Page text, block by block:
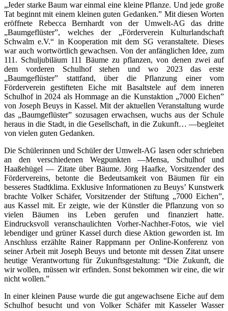
„Jeder starke Baum war einmal eine kleine Pflanze. Und jede große
Tat beginnt mit einem kleinen guten Gedanken.” Mit diesen Worten
eröffnete Rebecca Bernhardt von der Umwelt-AG das dritte
„Baumgeflüster”, welches der „Förderverein Kulturlandschaft
Schwalm e.V.“ in Kooperation mit dem SG veranstaltete. Dieses
war auch wortwörtlich gewachsen. Von der anfänglichen Idee, zum
111. Schuljubiläum 111 Bäume zu pflanzen, von denen zwei auf
dem vorderen Schulhof stehen und wo 2023 das erste
„Baumgeflüster” stattfand, über die Pflanzung einer vom
Förderverein gestifteten Eiche mit Basaltstele auf dem inneren
Schulhof in 2024 als Hommage an die Kunstaktion „7000 Eichen”
von Joseph Beuys in Kassel. Mit der aktuellen Veranstaltung wurde
das „Baumgeflüster” sozusagen erwachsen, wuchs aus der Schule
heraus in die Stadt, in die Gesellschaft, in die Zukunft… —begleitet
von vielen guten Gedanken.
Die Schülerinnen und Schüler der Umwelt-AG lasen oder schrieben
an den verschiedenen Wegpunkten —Mensa, Schulhof und
Haaßehügel — Zitate über Bäume. Jörg Haafke, Vorsitzender des
Fördervereins, betonte die Bedeutsamkeit von Bäumen für ein
besseres Stadtklima. Exklusive Informationen zu Beuys’ Kunstwerk
brachte Volker Schäfer, Vorsitzender der Stiftung „7000 Eichen”,
aus Kassel mit. Er zeigte, wie der Künstler die Pflanzung von so
vielen Bäumen ins Leben gerufen und finanziert hatte.
Eindrucksvoll veranschaulichten Vorher-Nachher-Fotos, wie viel
lebendiger und grüner Kassel durch diese Aktion geworden ist. Im
Anschluss erzählte Rainer Rappmann per Online-Konferenz von
seiner Arbeit mit Joseph Beuys und betonte mit dessen Zitat unsere
heutige Verantwortung für Zukunftsgestaltung: “Die Zukunft, die
wir wollen, müssen wir erfinden. Sonst bekommen wir eine, die wir
nicht wollen.”
In einer kleinen Pause wurde die gut angewachsene Eiche auf dem
Schulhof besucht und von Volker Schäfer mit Kasseler Wasser